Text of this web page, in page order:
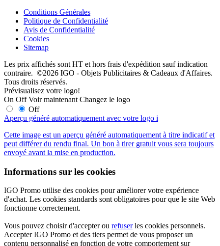
Conditions Générales
Politique de Confidentialité
Avis de Confidentialité
Cookies
Sitemap
Les prix affichés sont HT et hors frais d'expédition sauf indication
contraire. ©2026 IGO - Objets Publicitaires & Cadeaux d'Affaires.
Tous droits réservés.
Prévisualisez votre logo!
On Off Voir maintenant Changez le logo
Off
Aperçu généré automatiquement avec votre logo i
Cette image est un aperçu généré automatiquement à titre indicatif et
peut différer du rendu final. Un bon à tirer gratuit vous sera toujours
envoyé avant la mise en production.
Informations sur les cookies
IGO Promo utilise des cookies pour améliorer votre expérience
d'achat. Les cookies standards sont obligatoires pour que le site Web
fonctionne correctement.
Vous pouvez choisir d'accepter ou refuserles cookies personnels.
Accepter IGO Promo et des tiers permet de vous proposer un
contenu personnalisé en fonction de votre comportement sur